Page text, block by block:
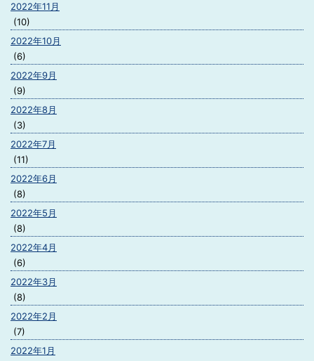
2022年11月
(10)
2022年10月
(6)
2022年9月
(9)
2022年8月
(3)
2022年7月
(11)
2022年6月
(8)
2022年5月
(8)
2022年4月
(6)
2022年3月
(8)
2022年2月
(7)
2022年1月